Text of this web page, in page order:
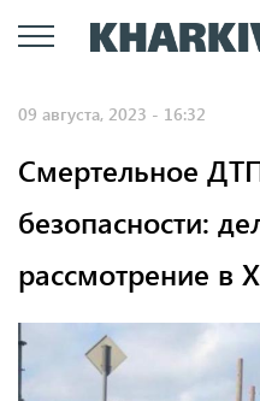
09 августа, 2023 - 16:32
Смертельное
безопасности:
рассмотрение в